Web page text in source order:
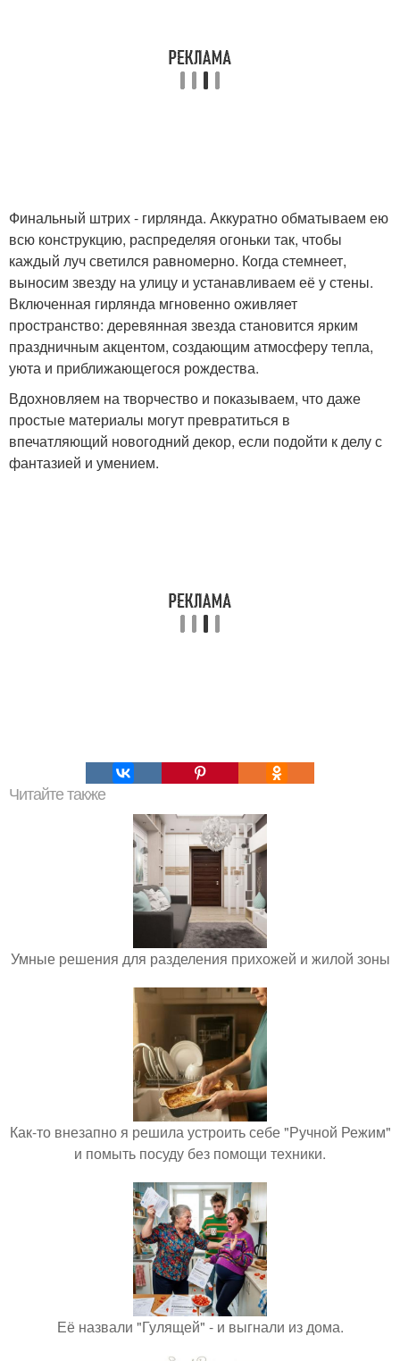
Финальный штрих - гирлянда. Аккуратно обматываем ею
всю конструкцию, распределяя огоньки так, чтобы
каждый луч светился равномерно. Когда стемнеет,
выносим звезду на улицу и устанавливаем её у стены.
Включенная гирлянда мгновенно оживляет
пространство: деревянная звезда становится ярким
праздничным акцентом, создающим атмосферу тепла,
уюта и приближающегося рождества.
Вдохновляем на творчество и показываем, что даже
простые материалы могут превратиться в
впечатляющий новогодний декор, если подойти к делу с
фантазией и умением.
Читайте также
Умные решения для разделения прихожей и жилой зоны
Как-то внезапно я решила устроить себе "Ручной Режим"
и помыть посуду без помощи техники.
Её назвали "Гулящей" - и выгнали из дома.